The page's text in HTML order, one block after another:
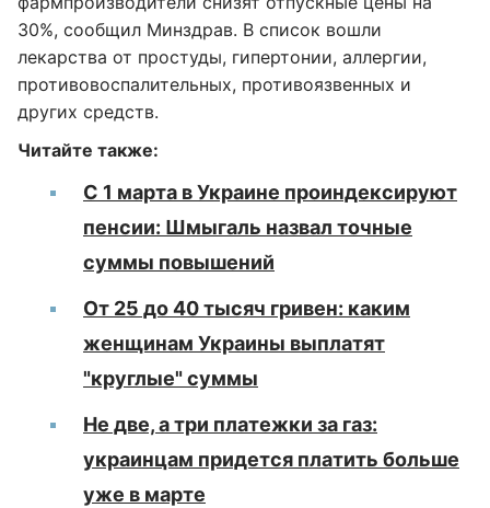
30%, сообщил Минздрав. В список вошли
лекарства от простуды, гипертонии, аллергии,
противовоспалительных, противоязвенных и
других средств.
Читайте также:
С 1 марта в Украине проиндексируют
пенсии: Шмыгаль назвал точные
суммы повышений
От 25 до 40 тысяч гривен: каким
женщинам Украины выплатят
"круглые" суммы
Не две, а три платежки за газ:
украинцам придется платить больше
уже в марте